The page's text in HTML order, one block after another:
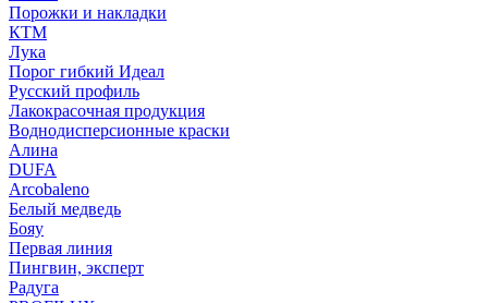
Порожки и накладки
КТМ
Лука
Порог гибкий Идеал
Русский профиль
Лакокрасочная продукция
Воднодисперсионные краски
Алина
DUFA
Arcobaleno
Белый медведь
Бояу
Первая линия
Пингвин, эксперт
Радуга